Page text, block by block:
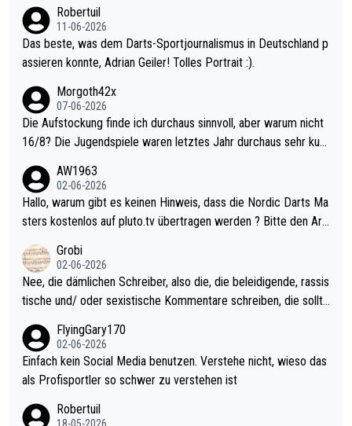
Robertuil
11-06-2026
Das beste, was dem Darts-Sportjournalismus in Deutschland p
assieren konnte, Adrian Geiler! Tolles Portrait :).
Morgoth42x
07-06-2026
Die Aufstockung finde ich durchaus sinnvoll, aber warum nicht
16/8? Die Jugendspiele waren letztes Jahr durchaus sehr kurz
Allerdings ist Mitchell Lawrie als Nummer 1 der Welt eh qualifi
ziert. Somit ändert die automatische Qualifikation des Weltmei
sters erstmal nichts. Ich denke sie wollen damit für nächstes J
ohl wenig WDF Turniere spielen. Dies war bei Archie Self letzt
es Jahr der Fall. Er musste als amtierender Weltmeister durch
den Qualifier und ich glaube kaum, dass Mitchel sich das (in Ve
gas) antun würde, wenn er doch eigentlich die PDC-WM als Zi
el hat.
AW1963
02-06-2026
Hallo, warum gibt es keinen Hinweis, dass die Nordic Darts Ma
sters kostenlos auf pluto.tv übertragen werden ? Bitte den Arti
Grobi
02-06-2026
Nee, die dämlichen Schreiber, also die, die beleidigende, rassis
tische und/ oder sexistische Kommentare schreiben, die sollte
s Leben in den Griff kriegen. Nur eins wundert mich: Luke Little
r war doch neulich erst derjenige, der über Social Media GvV p
rovoziert hat. Und Littlers Mutter schießt öfters mal gegen Ric
FlyingGary170
02-06-2026
Einfach kein Social Media benutzen. Verstehe nicht, wieso das
als Profisportler so schwer zu verstehen ist
Robertuil
18-05-2026